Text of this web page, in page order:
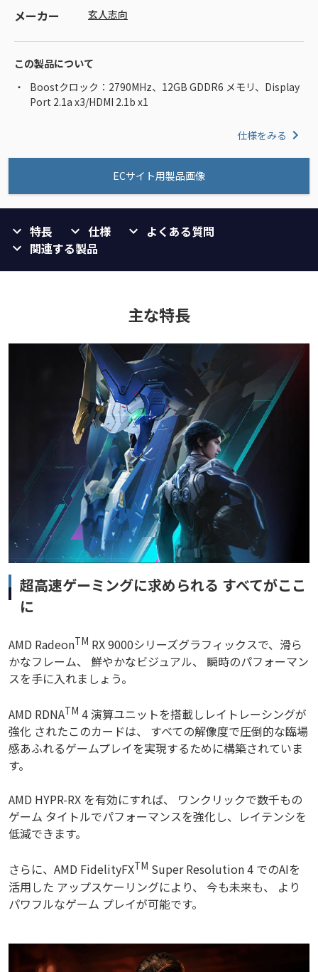
メーカー 玄人志向
この製品について
Boostクロック：2790MHz、12GB GDDR6 メモリ、Display
Port 2.1a x3/HDMI 2.1b x1
仕様をみる
ECサイト用製品画像
特長 仕様
よくある質問
関連する製品
主な特長
超高速ゲーミングに求められる すべてがここ
に
AMD RadeonTM RX 9000シリーズグラフィックスで、滑ら
かなフレーム、 鮮やかなビジュアル、 瞬時のパフォーマン
スを手に入れましょう。
AMD RDNATM 4 演算ユニットを搭載しレイトレーシングが
強化 されたこのカードは、 すべての解像度で圧倒的な臨場
感あふれるゲームプレイを実現するために構築されていま
す。
AMD HYPR-RX を有効にすれば、 ワンクリックで数千もの
ゲーム タイトルでパフォーマンスを強化し、レイテンシを
低減できます。
さらに、AMD FidelityFXTM Super Resolution 4 でのAIを
活用した アップスケーリングにより、 今も未来も、 より
パワフルなゲーム プレイが可能です。